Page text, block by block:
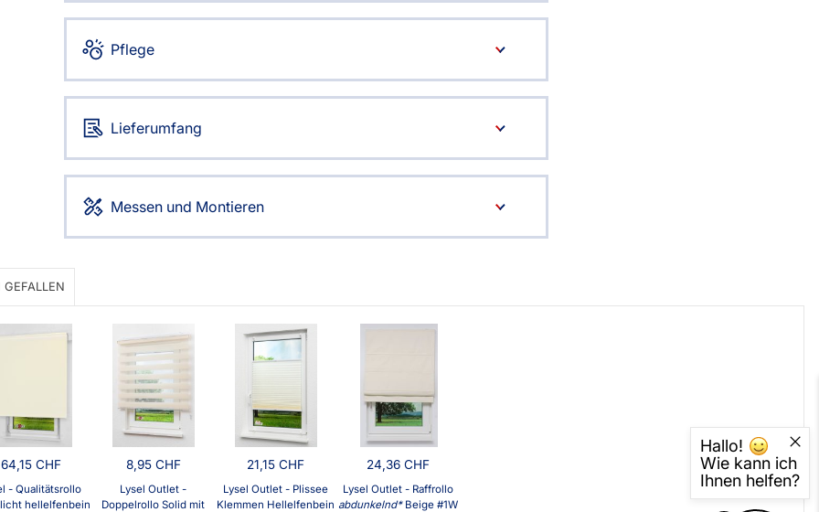
Impressum
Datenschutz
Kostenloser Musterversand
Reklamation
Widerruf
Pflege
Lieferumfang
Messen und Montieren
64,15 CHF
- Qualitätsrollo
hellelfenbein
8,95 CHF
Lysel Outlet -
Doppelrollo Solid mit
21,15 CHF
Lysel Outlet - Plissee
Klemmen Hellelfenbein
24,36 CHF
Lysel Outlet - Raffrollo
abdunkelnd Beige #1W
Hallo!
Wie kann ich
Ihnen helfen?